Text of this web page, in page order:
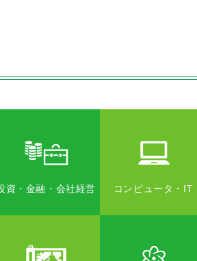
資・金融・会社経営 コンピュータ・IT